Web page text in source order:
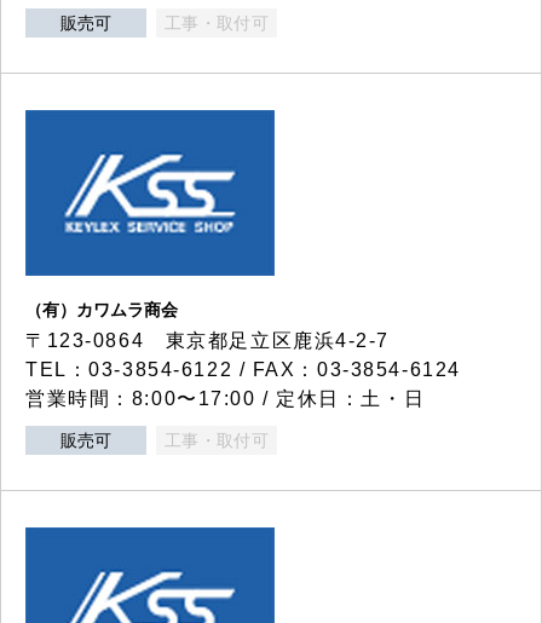
販売可 工事・取付可
（有）カワムラ商会
〒123-0864 東京都足立区鹿浜4-2-7
TEL：03-3854-6122 / FAX：03-3854-6124
営業時間：8:00〜17:00 / 定休日：土・日
販売可 工事・取付可